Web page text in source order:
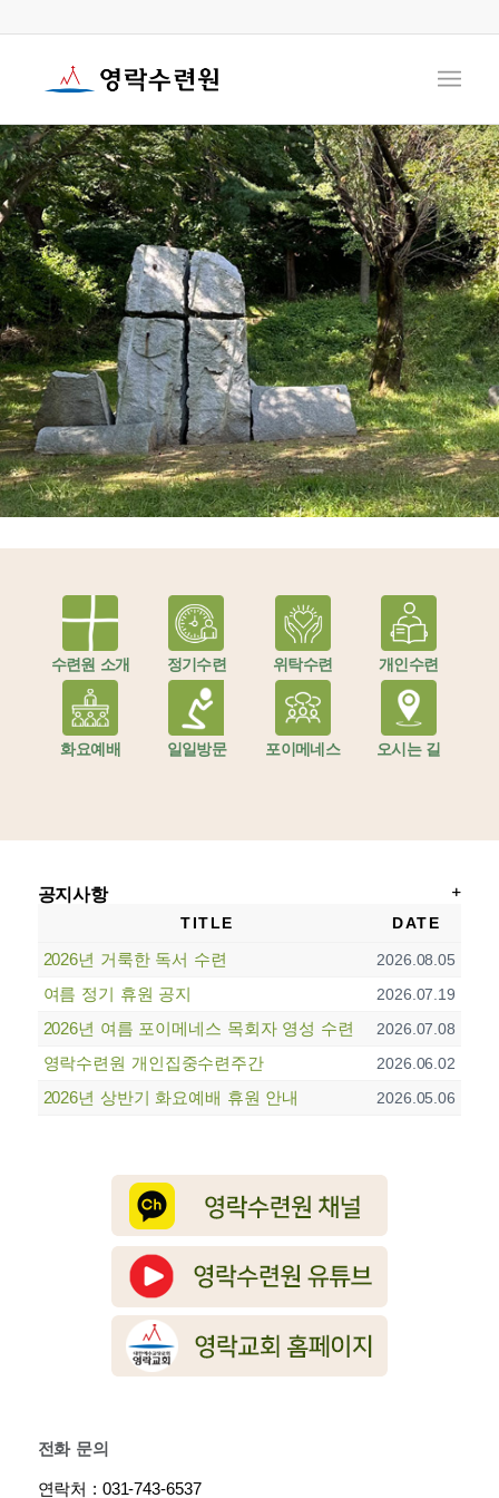
수련원 소개 정기수련 위탁수련 개인수련
화요예배 일일방문 포이메네스 오시는 길
공지사항
TITLE DATE
2026년 거룩한 독서 수련 2026.08.05
여름 정기 휴원 공지 2026.07.19
2026년 여름 포이메네스 목회자 영성 수련 2026.07.08
영락수련원 개인집중수련주간 2026.06.02
2026년 상반기 화요예배 휴원 안내 2026.05.06
전화 문의
연락처 : 031-743-6537